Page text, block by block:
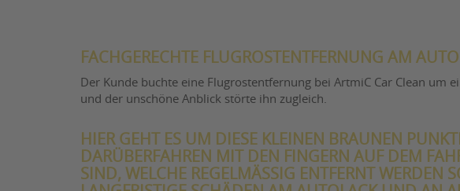
FACHGERECHTE FLUGROSTENTFERNUNG AM
Der Kunde buchte eine Flugrostentfernung bei ArtmiC Car Clean um
und der unschöne Anblick störte ihn zugleich.
HIER GEHT ES UM DIESE KLEINEN BRAUNEN
DARÜBERFAHREN MIT DEN FINGERN AUF DEM
SIND, WELCHE REGELMÄSSIG ENTFERNT WERDEN